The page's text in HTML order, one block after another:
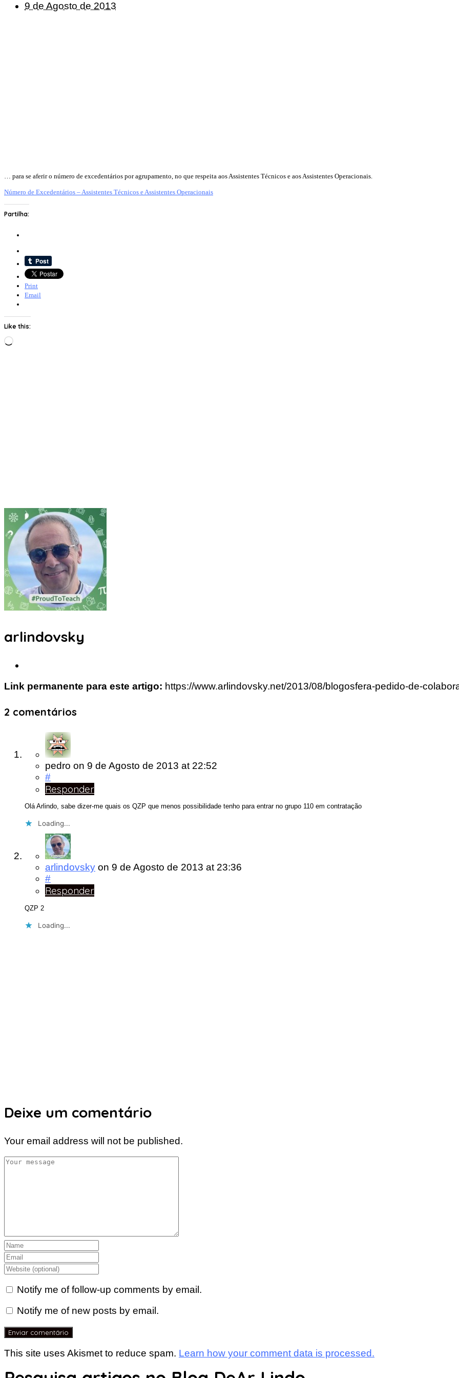
9 de Agosto de 2013
… para se aferir o número de excedentários por agrupamento, no que respeita aos Assistentes Técnicos e aos Assistentes Operacionais.
Número de Excedentários – Assistentes Técnicos e Assistentes Operacionais
Partilha:
Print
Email
Like this:
Loading…
arlindovsky
Link permanente para este artigo: https://www.arlindovsky.net/2013/08/blogosfera-pedido-de-
2 comentários
pedro on 9 de Agosto de 2013 at 22:52
#
Responder
Olá Arlindo, sabe dizer-me quais os QZP que menos possibilidade tenho para entrar no grupo 110 em contratação
Loading...
arlindovsky on 9 de Agosto de 2013 at 23:36
#
Responder
QZP 2
Loading...
Deixe um comentário
Your email address will not be published.
Notify me of follow-up comments by email.
Notify me of new posts by email.
This site uses Akismet to reduce spam. Learn how your comment data is processed.